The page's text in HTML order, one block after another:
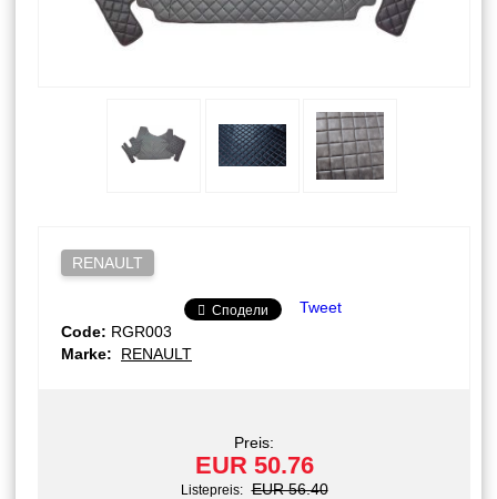
RENAULT
Сподели
Tweet
Code: RGR003
Marke:
RENAULT
Preis:
EUR 50.76
Listepreis: EUR 56.40